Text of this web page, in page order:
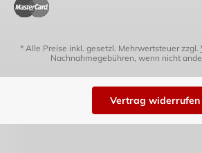
* Alle Preise inkl. gesetzl. Mehrwertsteuer zzgl.
Nachnahmegebühren, wenn nicht
Vertrag widerrufen